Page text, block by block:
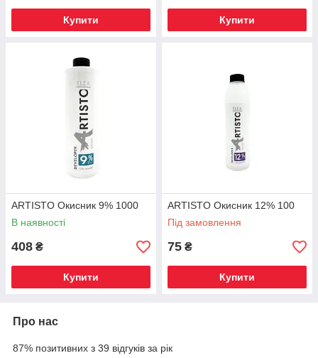
Купити Купити
ARTISTO Окисник 9% 1000
В наявності
408 ₴
Купити
ARTISTO Окисник 12% 100
Під замовлення
75 ₴
Купити
Про нас
87% позитивних з 39 відгуків за рік